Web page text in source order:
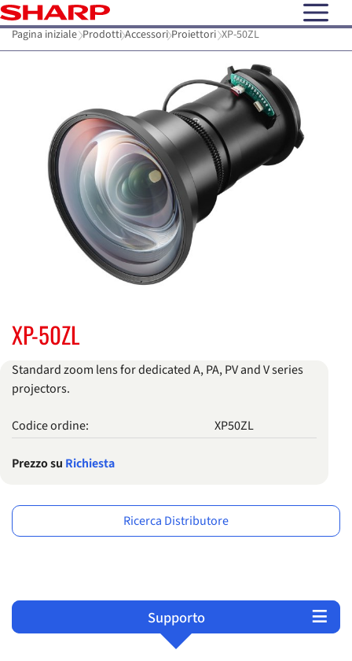
open
Pagina iniziale Prodotti Accessori Proiettori XP-50ZL
XP-50ZL
Standard zoom lens for dedicated A, PA, PV and V series
projectors.
Codice ordine: XP50ZL
Prezzo su Richiesta
Ricerca Distributore
Panoramica
Supporto
Prodotti